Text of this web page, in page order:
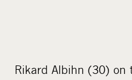
Rikard Albihn (30) on